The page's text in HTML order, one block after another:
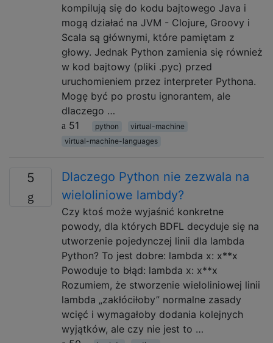
kompilują się do kodu bajtowego Java i
mogą działać na JVM - Clojure, Groovy i
Scala są głównymi, które pamiętam z
głowy. Jednak Python zamienia się również
w kod bajtowy (pliki .pyc) przed
uruchomieniem przez interpreter Pythona.
Mogę być po prostu ignorantem, ale
dlaczego …
51
python
virtual-machine
virtual-machine-languages
5
Dlaczego Python nie zezwala na
wieloliniowe lambdy?
Czy ktoś może wyjaśnić konkretne
powody, dla których BDFL decyduje się na
utworzenie pojedynczej linii dla lambda
Python? To jest dobre: lambda x: x**x
Powoduje to błąd: lambda x: x**x
Rozumiem, że stworzenie wieloliniowej linii
lambda „zakłóciłoby” normalne zasady
wcięć i wymagałoby dodania kolejnych
wyjątków, ale czy nie jest to …